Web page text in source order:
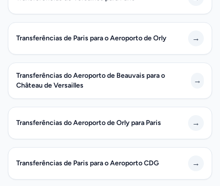
Transferências de Paris para o Aeroporto de Orly →
Transferências do Aeroporto de Beauvais para o
Château de Versailles
→
Transferências do Aeroporto de Orly para Paris →
Transferências de Paris para o Aeroporto CDG →